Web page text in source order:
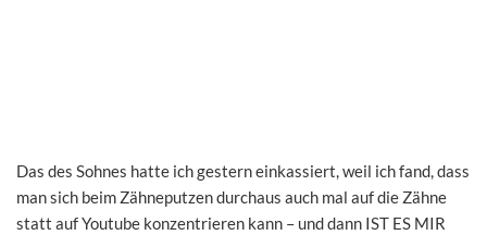
Das des Sohnes hatte ich gestern einkassiert, weil ich fand, dass
man sich beim Zähneputzen durchaus auch mal auf die Zähne
statt auf Youtube konzentrieren kann – und dann IST ES MIR